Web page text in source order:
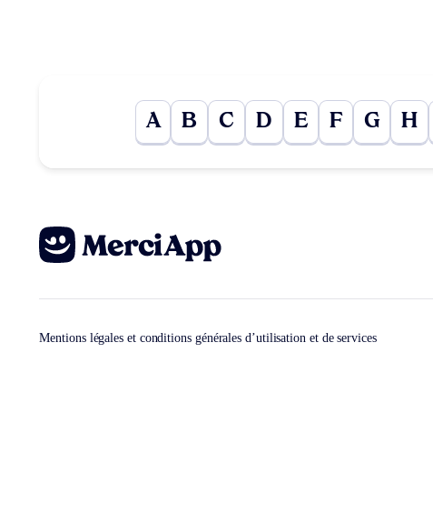
A B C D E F G H
Mentions légales et conditions générales d’utilisation et de services